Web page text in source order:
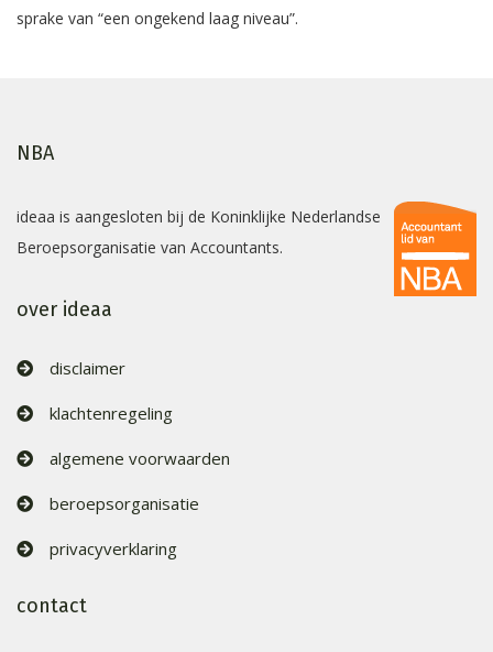
sprake van “een ongekend laag niveau”.
NBA
ideaa is aangesloten bij de Koninklijke Nederlandse
Beroepsorganisatie van Accountants.
over ideaa
disclaimer
klachtenregeling
algemene voorwaarden
beroepsorganisatie
privacyverklaring
contact